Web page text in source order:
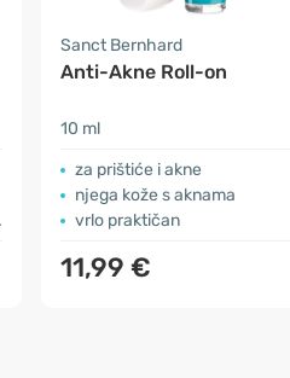
Sanct Bernhard
Anti-Akne Roll-on
10 ml
za prištiće i akne
njega kože s aknama
vrlo praktičan
11,99 €